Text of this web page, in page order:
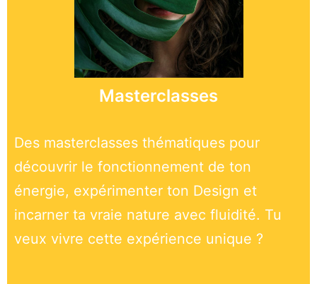
Masterclasses
Des masterclasses thématiques pour
découvrir le fonctionnement de ton
énergie, expérimenter ton Design et
incarner ta vraie nature avec fluidité. Tu
veux vivre cette expérience unique ?